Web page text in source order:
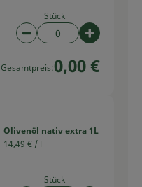
Stück
Artikelanzahl
Gesamtpreis:0,00 €
Olivenöl nativ extra 1L
14,49 € / l
Stück